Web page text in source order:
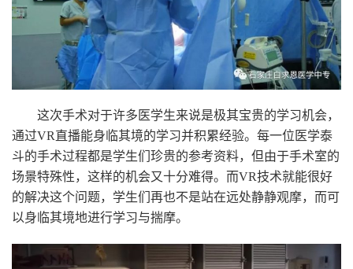
这次手术对于许多医学生来说是极其宝贵的学习机会，
通过VR直播能身临其境的学习并积累经验。每一位医学泰
斗的手术过程都是学生们珍贵的参考资料，但由于手术室的
场景特殊性，这样的机会又十分难得。而VR技术就能很好
的解决这个问题，学生们再也不是站在远处静静观摩，而可
以身临其境地进行学习与揣摩。